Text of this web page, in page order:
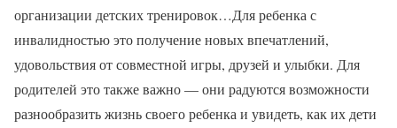
организации детских тренировок…Для ребенка с
инвалидностью это получение новых впечатлений,
удовольствия от совместной игры, друзей и улыбки. Для
родителей это также важно — они радуются возможности
разнообразить жизнь своего ребенка и увидеть, как их дети